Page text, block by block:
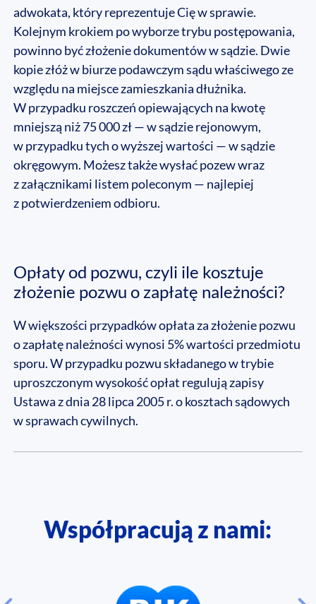
adwokata, który reprezentuje Cię w sprawie.
Kolejnym krokiem po wyborze trybu postępowania,
powinno być złożenie dokumentów w sądzie. Dwie
kopie złóż w biurze podawczym sądu właściwego ze
względu na miejsce zamieszkania dłużnika.
W przypadku roszczeń opiewających na kwotę
mniejszą niż 75 000 zł — w sądzie rejonowym,
w przypadku tych o wyższej wartości — w sądzie
okręgowym. Możesz także wysłać pozew wraz
z załącznikami listem poleconym — najlepiej
z potwierdzeniem odbioru.
Opłaty od pozwu, czyli ile kosztuje
złożenie pozwu o zapłatę należności?
W większości przypadków opłata za złożenie pozwu
o zapłatę należności wynosi 5% wartości przedmiotu
sporu. W przypadku pozwu składanego w trybie
uproszczonym wysokość opłat regulują zapisy
Ustawa z dnia 28 lipca 2005 r. o kosztach sądowych
w sprawach cywilnych.
Współpracują z nami: